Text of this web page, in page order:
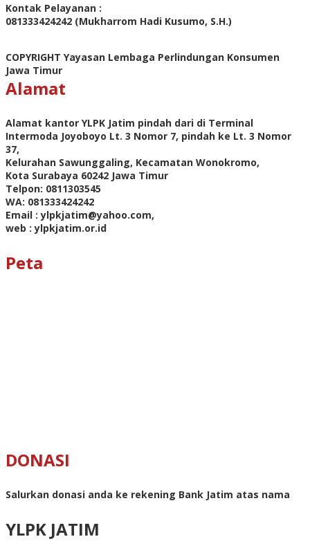
Kontak Pelayanan :
081333424242 (Mukharrom Hadi Kusumo, S.H.)
COPYRIGHT Yayasan Lembaga Perlindungan Konsumen
Jawa Timur
Alamat
Alamat kantor YLPK Jatim pindah dari di Terminal
Intermoda Joyoboyo Lt. 3 Nomor 7, pindah ke Lt. 3 Nomor
37,
Kelurahan Sawunggaling, Kecamatan Wonokromo,
Kota Surabaya 60242 Jawa Timur
Telpon: 0811303545
WA: 081333424242
Email : ylpkjatim@yahoo.com,
web : ylpkjatim.or.id
Peta
DONASI
Salurkan donasi anda ke rekening Bank Jatim atas nama
YLPK JATIM